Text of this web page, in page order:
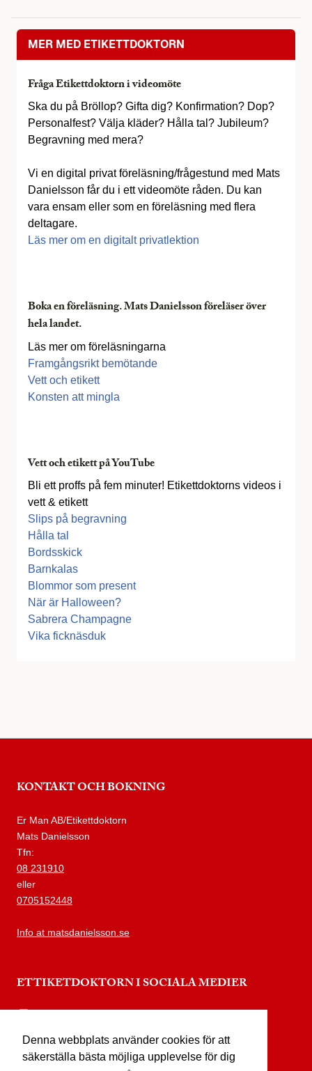
Denna webbplats använder cookies för att
säkerställa bästa möjliga upplevelse för dig
MER MED ETIKETTDOKTORN
Fråga Etikettdoktorn i videomöte
Ska du på Bröllop? Gifta dig? Konfirmation? Dop?
Personalfest? Välja kläder? Hålla tal? Jubileum?
Begravning med mera?
Vi en digital privat föreläsning/frågestund med Mats
Danielsson får du i ett videomöte råden. Du kan
vara ensam eller som en föreläsning med flera
deltagare.
Läs mer om en digitalt privatlektion
Boka en föreläsning. Mats Danielsson föreläser över
hela landet.
Läs mer om föreläsningarna
Framgångsrikt bemötande
Vett och etikett
Konsten att mingla
Vett och etikett på YouTube
Bli ett proffs på fem minuter! Etikettdoktorns videos i
vett & etikett
Slips på begravning
Hålla tal
Bordsskick
Barnkalas
Blommor som present
När är Halloween?
Sabrera Champagne
Vika ficknäsduk
KONTAKT OCH BOKNING
Er Man AB/Etikettdoktorn
Mats Danielsson
Tfn:
08 231910
eller
0705152448
Info at matsdanielsson.se
ETTIKETDOKTORN I SOCIALA MEDIER
facebook.com/etikettdoktorn
youtube.com/etikettdoktorn